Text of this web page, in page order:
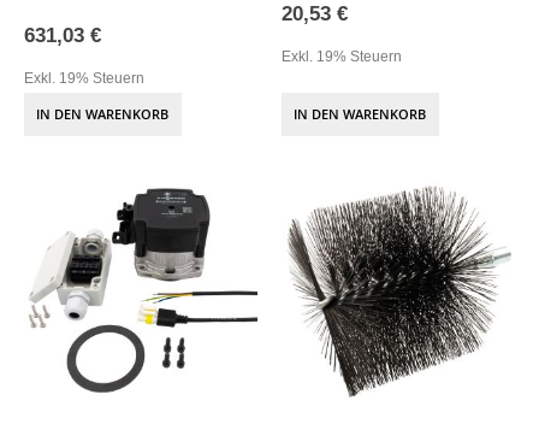
631,03 €
Exkl. 19% Steuern
IN DEN WARENKORB
20,53 €
Exkl. 19% Steuern
IN DEN WARENKORB